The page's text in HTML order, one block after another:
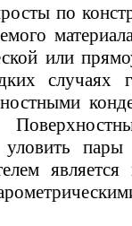
по
или
случаях